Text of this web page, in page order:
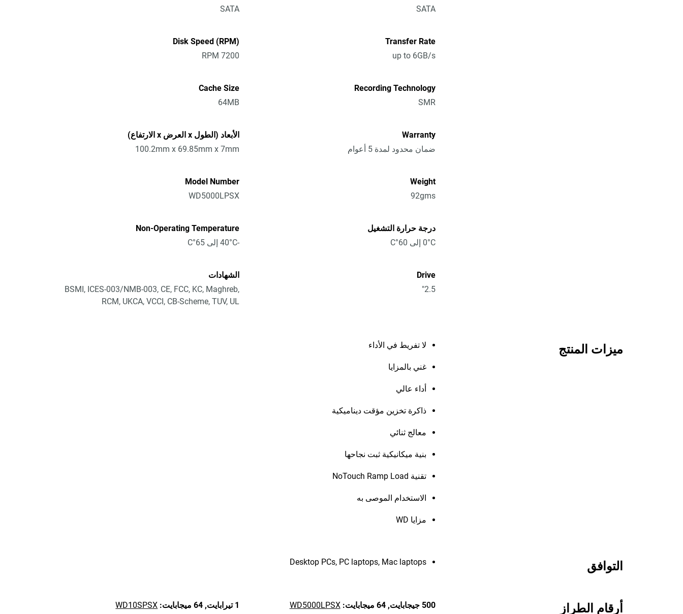
SATA
SATA
Transfer Rate
up to 6GB/s
Disk Speed (RPM)
7200 RPM
Recording Technology
SMR
Cache Size
64MB
Warranty
ضمان محدود لمدة 5 أعوام
الأبعاد (الطول x العرض x الارتفاع)
100.2mm x 69.85mm x 7mm
Weight
92gms
Model Number
WD5000LPSX
درجة حرارة التشغيل
0°C إلى 60°C
Non-Operating Temperature
-40°C إلى 65°C
Drive
2.5"
الشهادات
BSMI, ICES-003/NMB-003, CE, FCC, KC, Maghreb,
RCM, UKCA, VCCI, CB-Scheme, TUV, UL
ميزات المنتج لا تفريط في الأداء
غني بالمزايا
أداء عالي
ذاكرة تخزين مؤقت ديناميكية
معالج ثنائي
بنية ميكانيكية ثبت نجاحها
تقنية NoTouch Ramp Load
الاستخدام الموصى به
مزايا WD
التوافق Desktop PCs, PC laptops, Mac laptops
أرقام الطراز 500 جيجابايت, 64 ميجابايت: WD5000LPSX 1 تيرابايت, 64 ميجابايت: WD10SPSX